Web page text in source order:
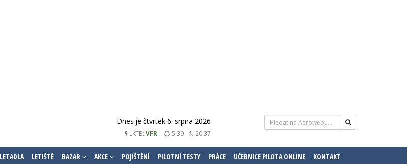
Dnes je čtvrtek 6. srpna 2026
LKTB: VFR 5:39 20:37
LETADLA LETIŠTĚ BAZAR AKCE POJIŠTĚNÍ PILOTNÍ TESTY PRÁCE UČEBNICE PILOTA ONLINE KONTAKT